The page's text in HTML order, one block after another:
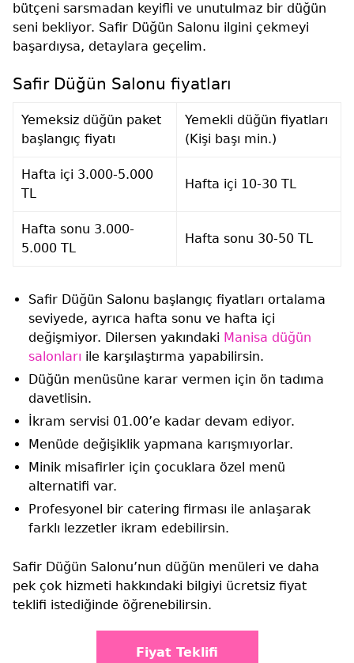
bütçeni sarsmadan keyifli ve unutulmaz bir düğün
seni bekliyor. Safir Düğün Salonu ilgini çekmeyi
başardıysa, detaylara geçelim.
Safir Düğün Salonu fiyatları
Yemeksiz düğün paket
başlangıç fiyatı
Yemekli düğün fiyatları
(Kişi başı min.)
Hafta içi 3.000-5.000
TL
Hafta içi 10-30 TL
Hafta sonu 3.000-
5.000 TL
Hafta sonu 30-50 TL
Safir Düğün Salonu başlangıç fiyatları ortalama
seviyede, ayrıca hafta sonu ve hafta içi
değişmiyor. Dilersen yakındaki Manisa düğün
salonları ile karşılaştırma yapabilirsin.
Düğün menüsüne karar vermen için ön tadıma
davetlisin.
İkram servisi 01.00’e kadar devam ediyor.
Menüde değişiklik yapmana karışmıyorlar.
Minik misafirler için çocuklara özel menü
alternatifi var.
Profesyonel bir catering firması ile anlaşarak
farklı lezzetler ikram edebilirsin.
Safir Düğün Salonu’nun düğün menüleri ve daha
pek çok hizmeti hakkındaki bilgiyi ücretsiz fiyat
teklifi istediğinde öğrenebilirsin.
Fiyat Teklifi